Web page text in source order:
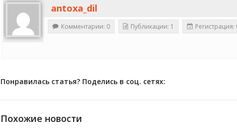
antoxa_dil
Комментарии: 0 Публикации: 1 Регистрация:
Понравилась статья? Поделись в соц. сетях:
Похожие новости